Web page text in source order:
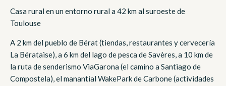
Casa rural en un entorno rural a 42 km al suroeste de
Toulouse
A 2 km del pueblo de Bérat (tiendas, restaurantes y cervecería
La Bérataise), a 6 km del lago de pesca de Savères, a 10 km de
la ruta de senderismo ViaGarona (el camino a Santiago de
Compostela), el manantial WakePark de Carbone (actividades